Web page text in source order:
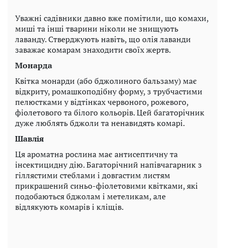
Уважні садівники давно вже помітили, що комахи,
миші та інші тварини ніколи не знищують
лаванду. Стверджують навіть, що олія лаванди
заважає комарам знаходити своїх жертв.
Монарда
Квітка монарди (або бджолиного бальзаму) має
відкриту, ромашкоподібну форму, з трубчастими
пелюстками у відтінках червоного, рожевого,
фіолетового та білого кольорів. Цей багаторічник
дуже люблять бджоли та ненавидять комарі.
Шавлія
Ця ароматна рослина має антисептичну та
інсектицидну дію. Багаторічний напівчагарник з
гіллястими стеблами і довгастим листям
прикрашений синьо-фіолетовими квітками, які
подобаються бджолам і метеликам, але
відлякують комарів і кліщів.